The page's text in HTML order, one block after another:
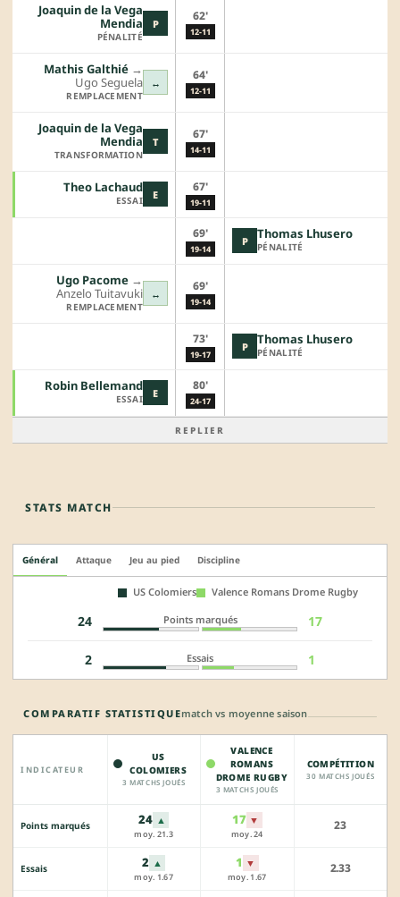
P
Joaquin de la Vega
Mendia
PÉNALITÉ
62'
12-11
↔
Mathis Galthié →︎
Ugo Seguela
REMPLACEMENT
64'
12-11
T
Joaquin de la Vega
Mendia
TRANSFORMATION
67'
14-11
E
Theo Lachaud
ESSAI
67'
19-11
69'
19-14
P Thomas Lhusero
PÉNALITÉ
↔
Ugo Pacome →︎
Anzelo Tuitavuki
REMPLACEMENT
69'
19-14
73'
19-17
P Thomas Lhusero
PÉNALITÉ
E
Robin Bellemand
ESSAI
80'
24-17
REPLIER
STATS MATCH
Général Attaque Jeu au pied Discipline
US Colomiers Valence Romans Drome Rugby
24 Points marqués 17
2 Essais 1
COMPARATIF STATISTIQUEmatch vs moyenne saison
INDICATEUR
US
COLOMIERS
3 MATCHS JOUÉS
VALENCE
ROMANS
DROME RUGBY
3 MATCHS JOUÉS
COMPÉTITION
30 MATCHS JOUÉS
Points marqués 24 ▲
moy. 21.3
17 ▼
moy. 24
23
Essais 2 ▲
moy. 1.67
1 ▼
moy. 1.67
2.33